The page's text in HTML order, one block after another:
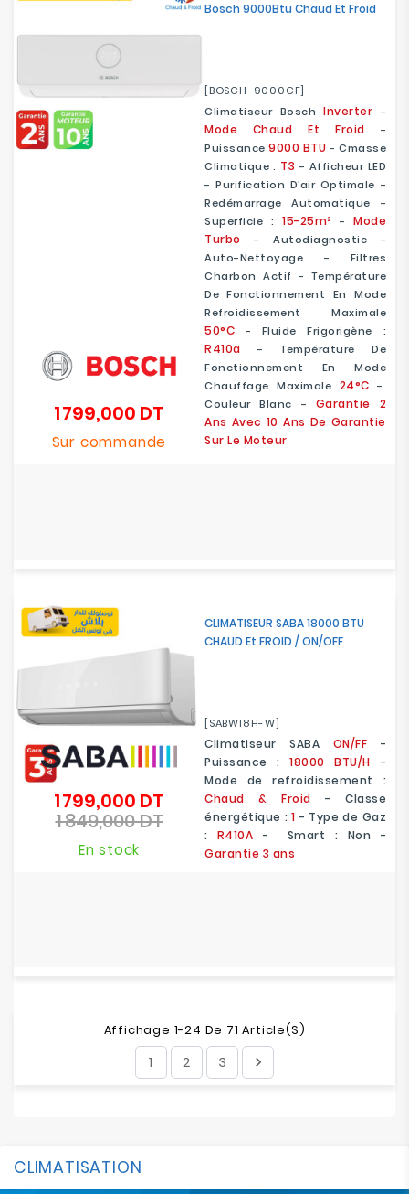
Bosch 9000Btu Chaud Et Froid
[BOSCH-9000CF]
Climatiseur BoschInverter -
Mode Chaud Et Froid -
Puissance9000 BTU - Cmasse
Climatique : T3 - Afficheur LED
- Purification D’air Optimale -
Redémarrage Automatique -
Superficie :15-25m² -
Mode
Turbo - Autodiagnostic -
Auto-Nettoyage - Filtres
Charbon Actif - Température
De Fonctionnement En Mode
Refroidissement Maximale
50°C - Fluide Frigorigène :
R410a - Température De
Fonctionnement En Mode
Chauffage Maximale 24°C -
Couleur Blanc - Garantie 2
Ans Avec 10 Ans De Garantie
Sur Le Moteur
1 799,000 DT
Sur commande
CLIMATISEUR SABA 18000 BTU
CHAUD Et FROID / ON/OFF
[SABW18H-W]
Climatiseur SABA ON/FF -
Puissance :18000 BTU/H -
Mode de refroidissement :
Chaud &
Froid - Classe
énergétique :1 - Type de Gaz
: R410A - Smart : Non -
Garantie 3 ans
1 799,000 DT
1 849,000 DTPrix
En stock
Affichage 1-24 De 71 Article(s)
1 2 3 
CLIMATISATION